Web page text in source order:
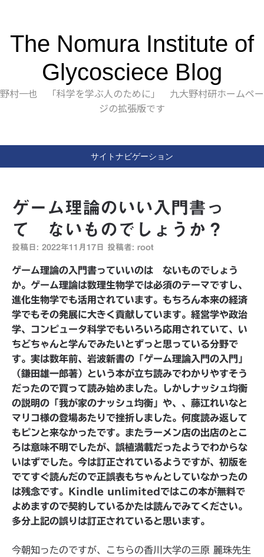
The Nomura Institute of
Glycosciece Blog
野村一也 「科学を学ぶ人のために」 九大野村研ホームペー
ジの拡張版です
サイトナビゲーション
ゲーム理論のいい入門書っ
て ないものでしょうか？
投稿日: 2022年11月17日 投稿者: root
ゲーム理論の入門書っていいのは ないものでしょう
か。ゲーム理論は数理生物学では必須のテーマですし、
進化生物学でも活用されています。もちろん本来の経済
学でもその発展に大きく貢献しています。経営学や政治
学、コンピュータ科学でもいろいろ応用されていて、い
ちどちゃんと学んでみたいとずっと思っている分野で
す。実は数年前、岩波新書の「ゲーム理論入門の入門」
（鎌田雄一郎著）という本が立ち読みでわかりやすそう
だったので買って読み始めました。しかしナッシュ均衡
の説明の「我が家のナッシュ均衡 」や、、藤江れいなと
マリコ様の登場あたりで挫折しました。何度読み返して
もピンと来なかったです。またラーメン店の出店のとこ
ろは意味不明でしたが、誤植満載だったようでわからな
いはずでした。今は訂正されているようですが、初版を
でてすぐ読んだので正誤表もちゃんとしていなかったの
は残念です。Kindle unlimitedではこの本が無料で
よめますので契約しているかたは読んでみてください。
多分上記の誤りは訂正されていると思います。
今朝知ったのですが、こちらの香川大学の三原 麗珠先生